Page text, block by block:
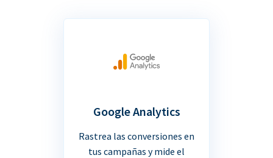
Google Analytics
Rastrea las conversiones en
tus campañas y mide el